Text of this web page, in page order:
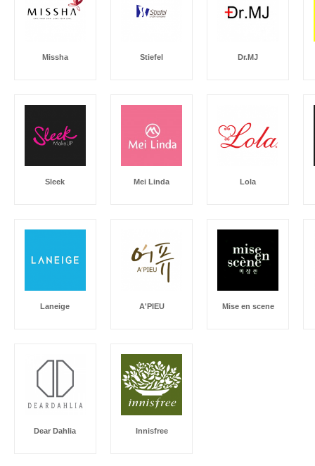
Missha Stiefel Dr.MJ
Sleek Mei Linda Lola
Laneige A'PIEU Mise en scene
Dear Dahlia Innisfree